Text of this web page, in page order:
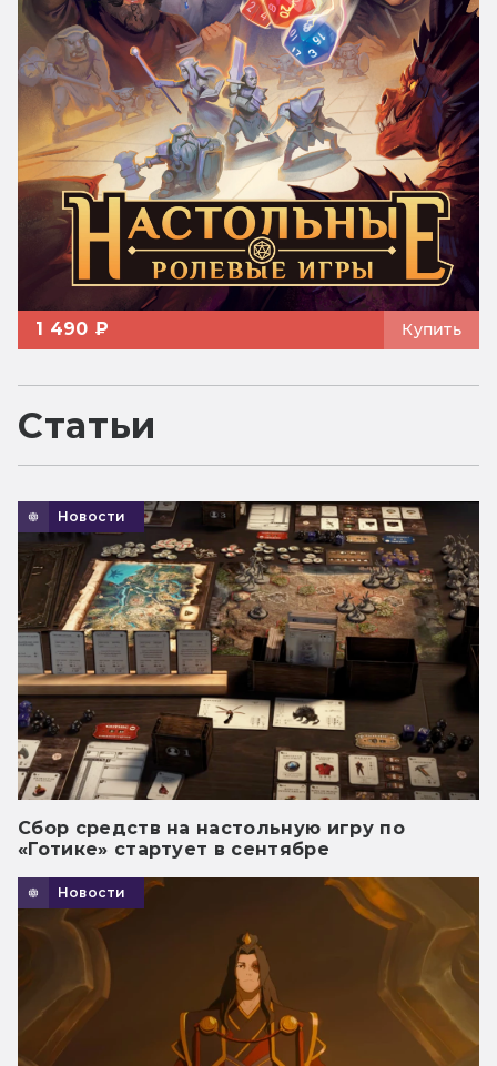
1 490 ₽ Купить
Статьи
Новости
Сбор средств на настольную игру по
«Готике» стартует в сентябре
Новости